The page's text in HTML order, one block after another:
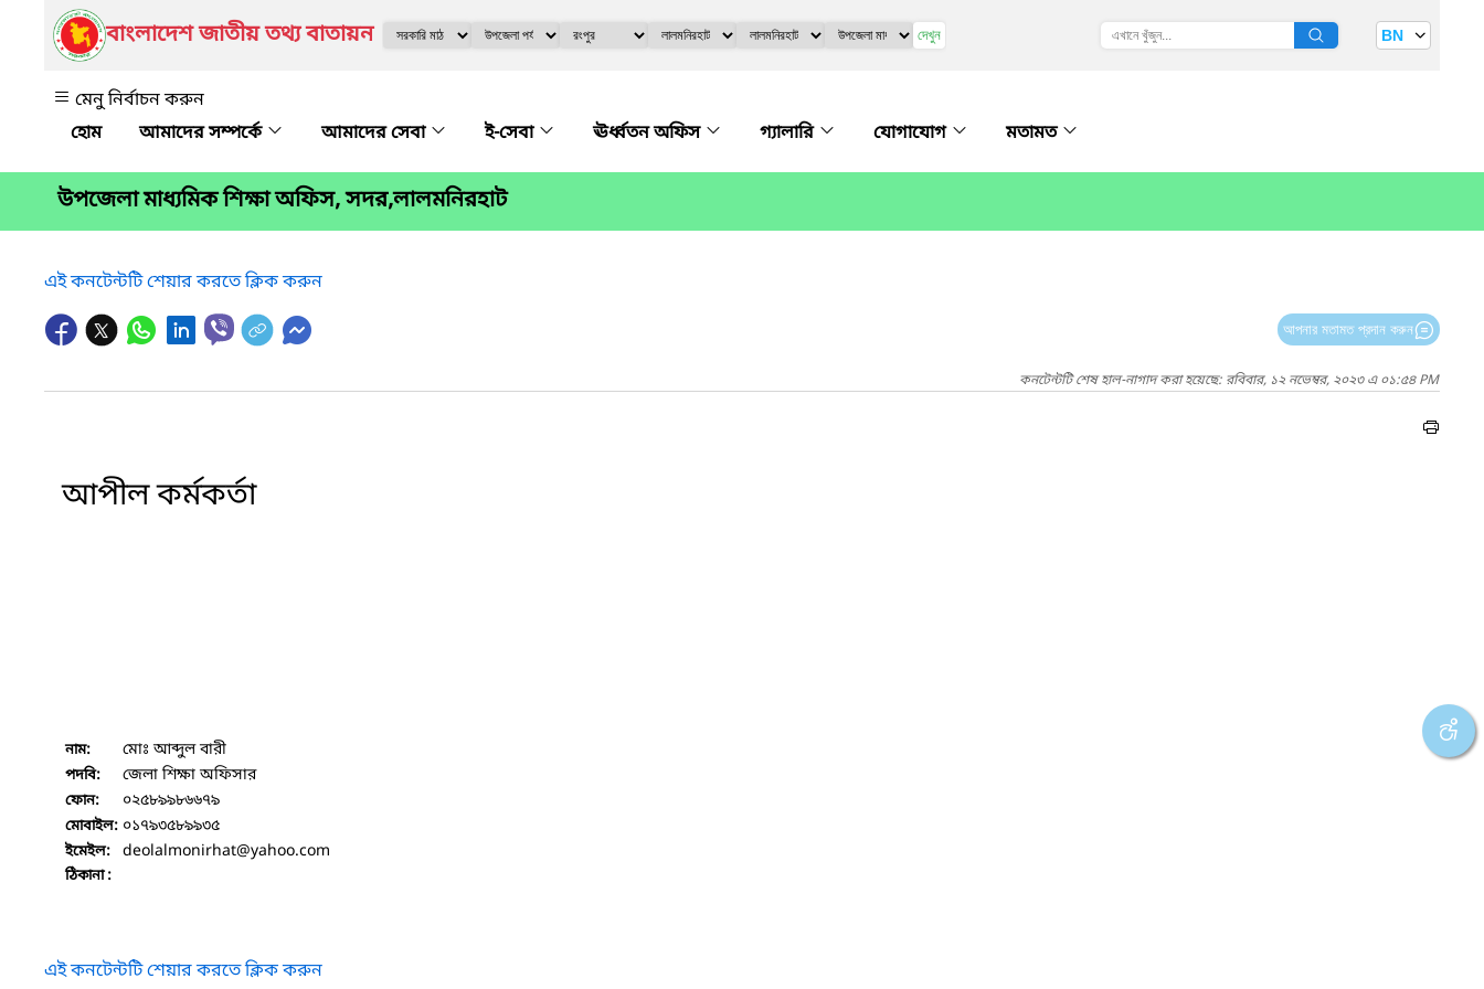
বাংলাদেশ জাতীয় তথ্য বাতায়ন দেখুন BN
মেনু নির্বাচন করুন
আমাদের সম্পর্কে
আমাদের সেবা ই-সেবা ঊর্ধ্বতন অফিস গ্যালারি যোগাযোগ মতামত
উপজেলা মাধ্যমিক শিক্ষা অফিস, সদর,লালমনিরহাট
এই কনটেন্টটি শেয়ার করতে ক্লিক করুন
আপনার মতামত প্রদান করুন
কনটেন্টটি শেষ হাল-নাগাদ করা হয়েছে: রবিবার, ১২ নভেম্বর, ২০২৩ এ ০১:৫৪ PM
আপীল কর্মকর্তা
নাম: মোঃ আব্দুল বারী
পদবি: জেলা শিক্ষা অফিসার
ফোন: ০২৫৮৯৯৮৬৬৭৯
মোবাইল: ০১৭৯৩৫৮৯৯৩৫
ইমেইল: deolalmonirhat@yahoo.com
ঠিকানা :
এই কনটেন্টটি শেয়ার করতে ক্লিক করুন